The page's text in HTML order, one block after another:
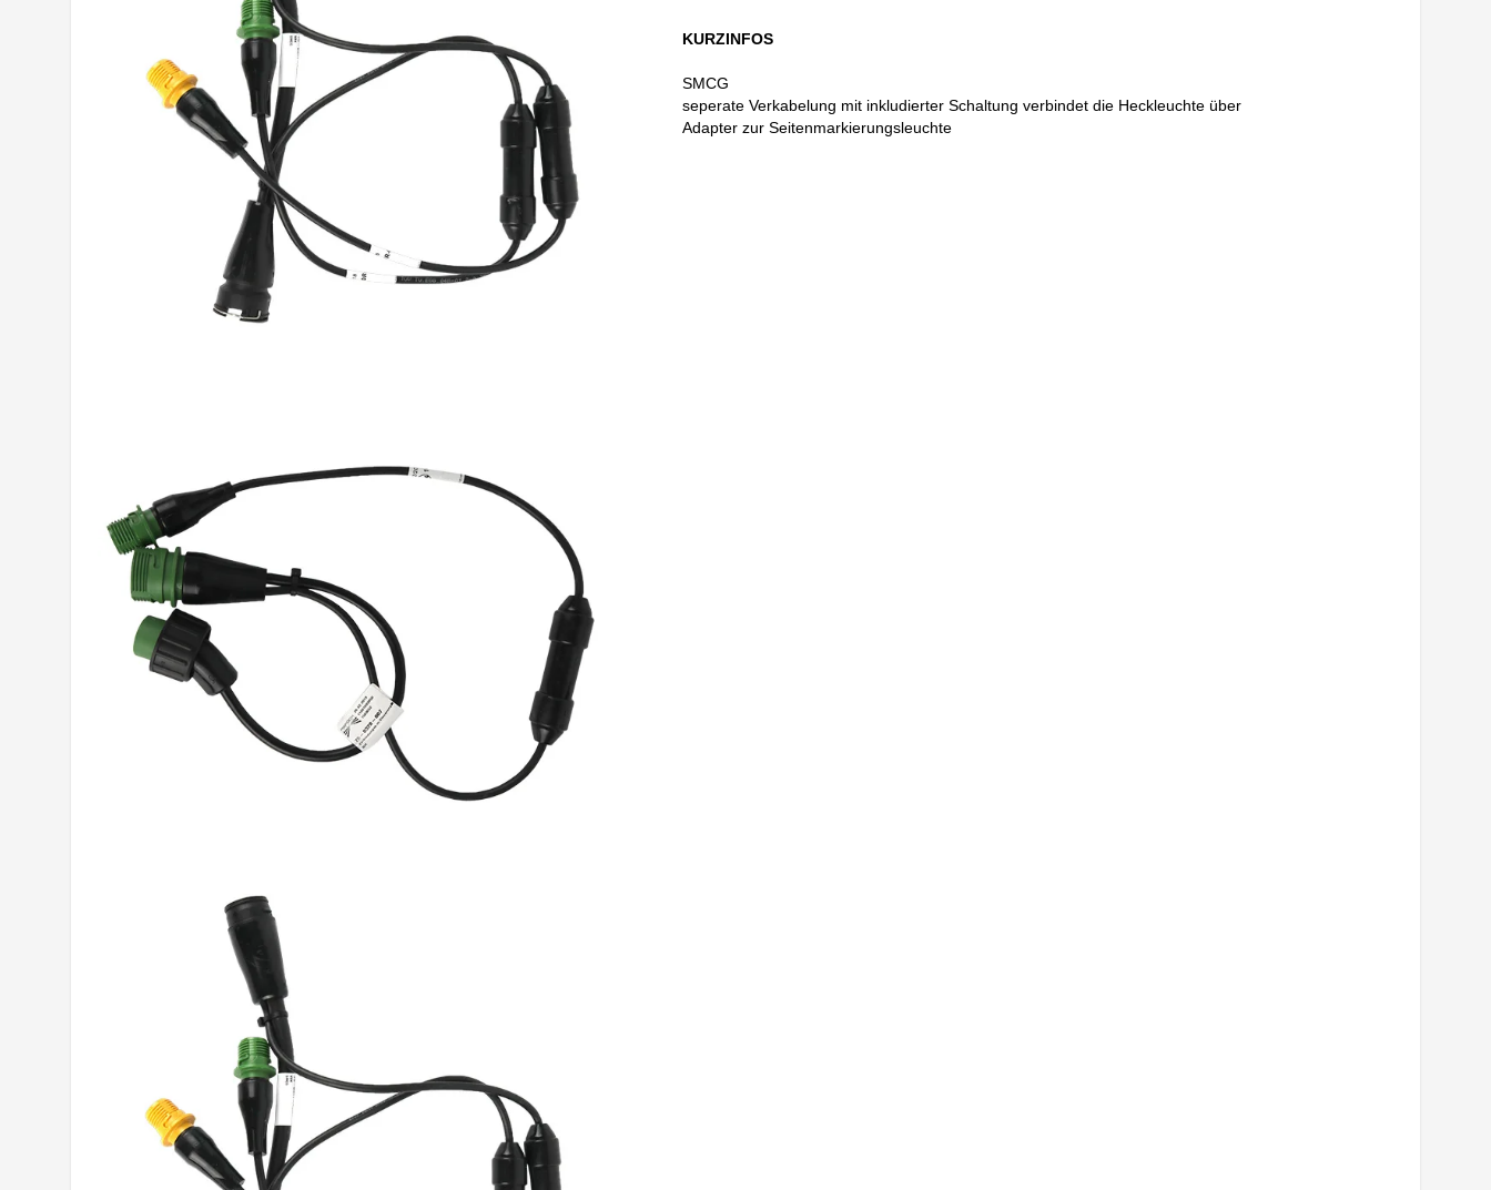
KURZINFOS
SMCG
seperate Verkabelung mit inkludierter Schaltung verbindet die Heckleuchte über
Adapter zur Seitenmarkierungsleuchte